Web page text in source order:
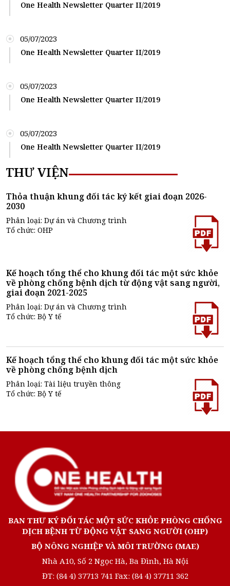
One Health Newsletter Quarter II/2019
05/07/2023
One Health Newsletter Quarter II/2019
05/07/2023
One Health Newsletter Quarter II/2019
05/07/2023
One Health Newsletter Quarter II/2019
THƯ VIỆN
Thỏa thuận khung đối tác ký kết giai đoạn 2026-
2030
Phân loại: Dự án và Chương trình
Tổ chức: OHP
Kế hoạch tổng thể cho khung đối tác một sức khỏe
về phòng chống bệnh dịch từ động vật sang người,
giai đoạn 2021-2025
Phân loại: Dự án và Chương trình
Tổ chức: Bộ Y tế
Kế hoạch tổng thể cho khung đối tác một sức khỏe
về phòng chống bệnh dịch
Phân loại: Tài liệu truyền thông
Tổ chức: Bộ Y tế
BAN THƯ KÝ ĐỐI TÁC MỘT SỨC KHỎE PHÒNG CHỐNG
DỊCH BỆNH TỪ ĐỘNG VẬT SANG NGƯỜI (OHP)
BỘ NÔNG NGHIỆP VÀ MÔI TRƯỜNG (MAE)
Nhà A10, Số 2 Ngọc Hà, Ba Đình, Hà Nội
ĐT: (84 4) 37713 741 Fax: (84 4) 37711 362